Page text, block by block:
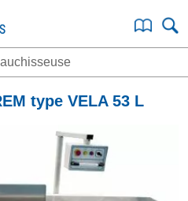
type VELA 53 L